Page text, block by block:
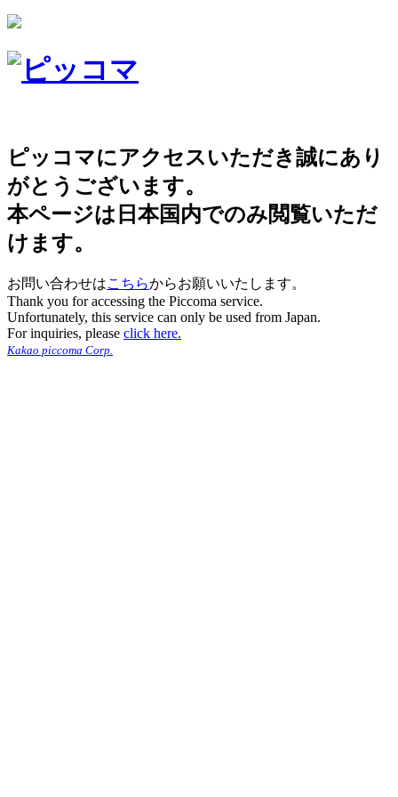
ピッコマにアクセスいただき誠にあり
がとうございます。
本ページは日本国内でのみ閲覧いただ
けます。
お問い合わせはこちらからお願いいたします。
Thank you for accessing the Piccoma service.
Unfortunately, this service can only be used from Japan.
For inquiries, please click here.
Kakao piccoma Corp.